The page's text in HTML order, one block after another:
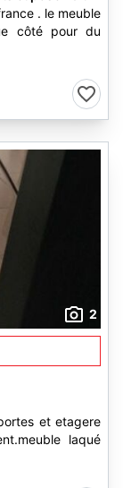
. le meuble
côté pour du
2
et etagere
laqué